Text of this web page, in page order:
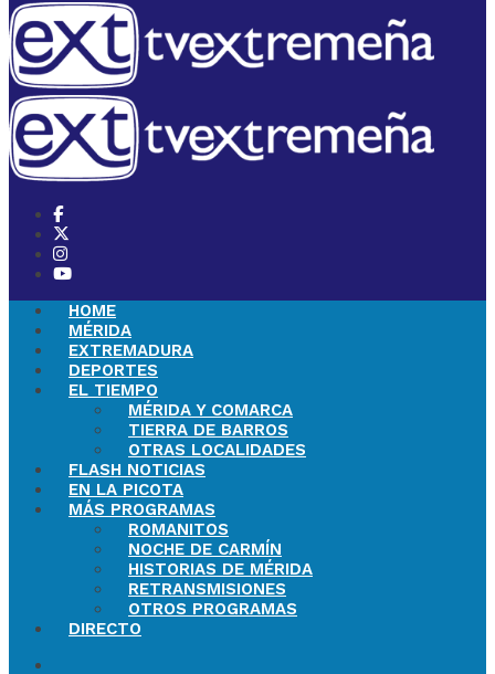
HOME
MÉRIDA
EXTREMADURA
DEPORTES
EL TIEMPO
MÉRIDA Y COMARCA
TIERRA DE BARROS
OTRAS LOCALIDADES
FLASH NOTICIAS
EN LA PICOTA
MÁS PROGRAMAS
ROMANITOS
NOCHE DE CARMÍN
HISTORIAS DE MÉRIDA
RETRANSMISIONES
OTROS PROGRAMAS
DIRECTO